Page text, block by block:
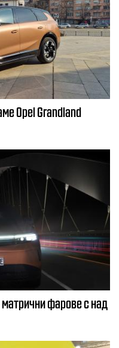
Opel Grandland
матрични фарове с над